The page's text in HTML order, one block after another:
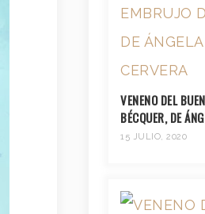
VENENO DEL
BÉCQUER, DE
15 JULIO, 2020